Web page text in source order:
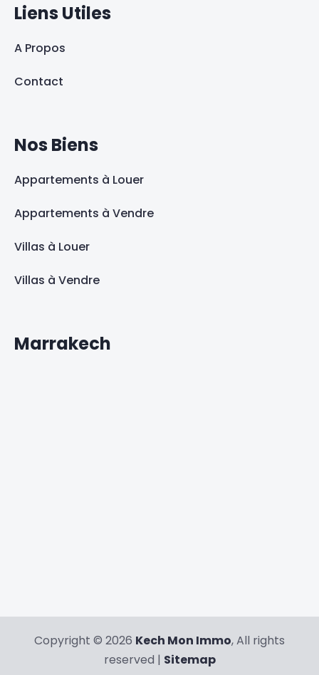
Liens Utiles
A Propos
Contact
Nos Biens
Appartements à Louer
Appartements à Vendre
Villas à Louer
Villas à Vendre
Marrakech
Copyright © 2026 Kech Mon Immo, All rights
reserved | Sitemap